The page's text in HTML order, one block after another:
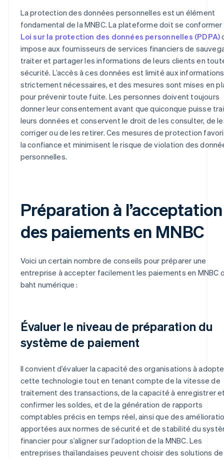
La protection des données personnelles est un élément
fondamental de la MNBC. La plateforme doit se conformer
Loi sur la protection des données personnelles (PDPA)
impose aux fournisseurs de services financiers de
traiter et partager les informations de leurs clients en
sécurité. L’accès à ces données est limité aux informations
strictement nécessaires, et des mesures sont mises en
pour prévenir toute fuite. Les personnes doivent toujours
donner leur consentement avant que quiconque puisse
leurs données et conservent le droit de les consulter, de
corriger ou de les retirer. Ces mesures de protection
la confiance et minimisent le risque de violation des
personnelles.
Préparation à l’acceptation
des paiements en MNBC
Voici un certain nombre de conseils pour préparer une
entreprise à accepter facilement les paiements en MNBC
baht numérique :
Évaluer le niveau de préparation du
système de paiement
Il convient d’évaluer la capacité des organisations à
cette technologie tout en tenant compte de la vitesse de
traitement des transactions, de la capacité à enregistrer
confirmer les soldes, et de la génération de rapports
comptables précis en temps réel, ainsi que des
apportées aux normes de sécurité et de stabilité du
financier pour s’aligner sur l’adoption de la MNBC. Les
entreprises thaïlandaises peuvent choisir des solutions de